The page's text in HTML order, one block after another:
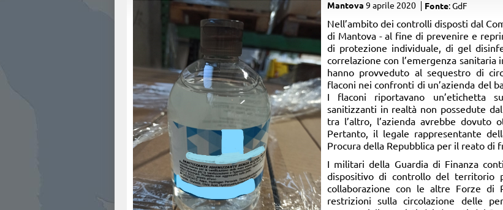
Mantova 9 aprile 2020 Fonte: GdF
​Nell’ambito dei controlli disposti dal
di Mantova - al fine di prevenire e
di protezione individuale, di gel
correlazione con l’emergenza
hanno provveduto al sequestro di
flaconi nei confronti di un’azienda del
I flaconi riportavano un’etichetta
sanitizzanti in realtà non possedute
tra l’altro, l’azienda avrebbe dovuto
Pertanto, il legale rappresentante
Procura della Repubblica per il reato di
I militari della Guardia di Finanza
dispositivo di controllo del territorio
collaborazione con le altre Forze di
restrizioni sulla circolazione delle